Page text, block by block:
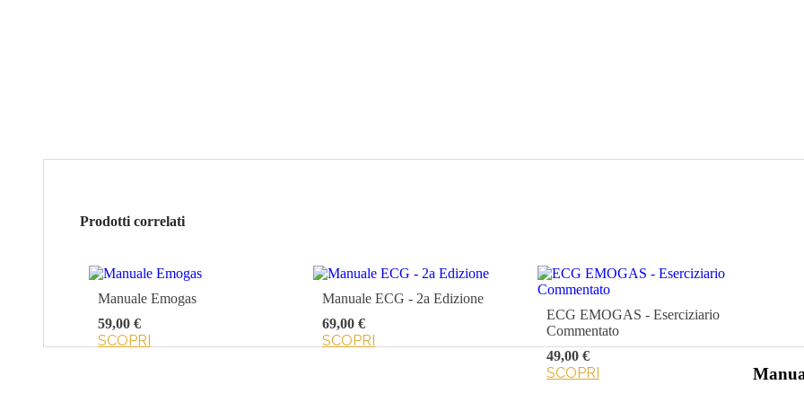
Prodotti correlati
Manuale Emogas
59,00 €
SCOPRI
Manuale ECG - 2a Edizione
69,00 €
SCOPRI
ECG EMOGAS - Eserciziario
Commentato
49,00 €
SCOPRI